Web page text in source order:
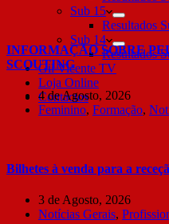
Sub 15
Resultados
Sub 14
Resultados
Gil Vicente TV
Loja Online
Contactos
INFORMAÇÃO SOBRE
SCOUTING
4 de Agosto, 2026
Feminino, Formação,
Bilhetes à venda para a
3 de Agosto, 2026
Notícias Gerais,